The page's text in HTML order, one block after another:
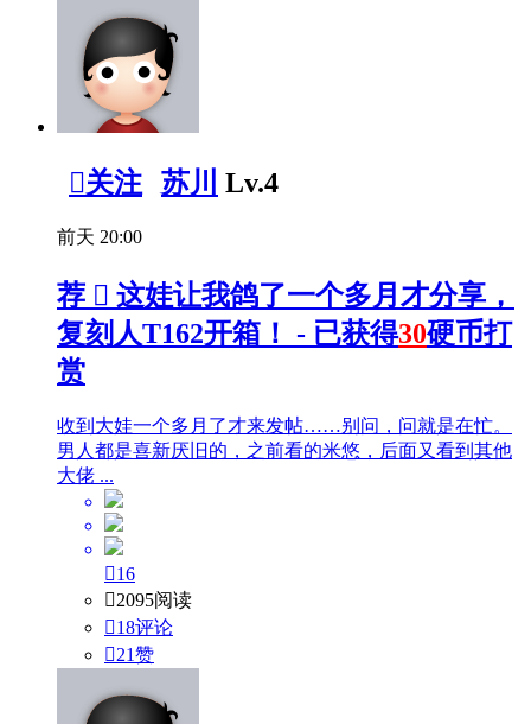
关注 苏川 Lv.4
前天 20:00
荐  这娃让我鸽了一个多月才分享，
复刻人T162开箱！ - 已获得30硬币打
赏
收到大娃一个多月了才来发帖……别问，问就是在忙。
男人都是喜新厌旧的，之前看的米悠，后面又看到其他
大佬 ...
16
2095阅读
18评论
21赞